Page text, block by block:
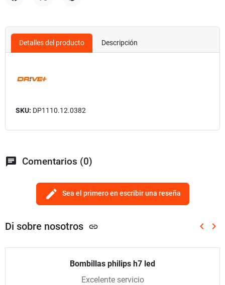
Detalles del producto Descripción
SKU: DP1110.12.0382
chat Comentarios (0)
edit Sea el primero en escribir una reseña
Di sobre nosotros link keyboard_arrow_left keyboard_arrow_right
Bombillas philips h7 led
Excelente servicio